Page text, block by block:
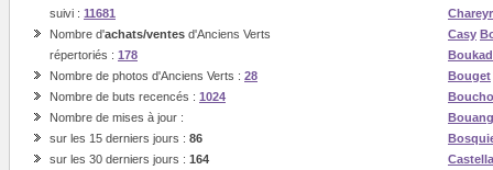
suivi : 11681
Nombre d'achats/ventes d'Anciens Verts
répertoriés : 178
Nombre de photos d'Anciens Verts : 28
Nombre de buts recencés : 1024
Nombre de mises à jour :
sur les 15 derniers jours : 86
sur les 30 derniers jours : 164
Casy
Bouget